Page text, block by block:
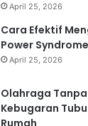
April 25, 2026
Cara Efektif
Power
April 25, 2026
Olahraga
Kebugaran